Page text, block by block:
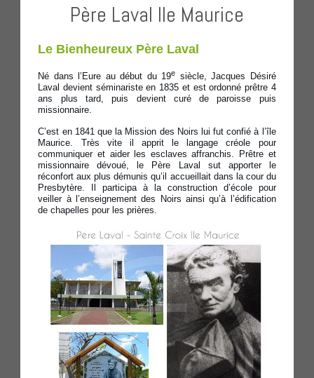
Père Laval Ile Maurice
Le Bienheureux Père Laval
Né dans l’Eure au début du 19e siècle, Jacques Désiré
Laval devient séminariste en 1835 et est ordonné prêtre 4
ans plus tard, puis devient curé de paroisse puis
missionnaire.
C’est en 1841 que la Mission des Noirs lui fut confié à l’île
Maurice. Très vite il apprit le langage créole pour
communiquer et aider les esclaves affranchis. Prêtre et
missionnaire dévoué, le Père Laval sut apporter le
réconfort aux plus démunis qu’il accueillait dans la cour du
Presbytère. Il participa à la construction d’école pour
veiller à l’enseignement des Noirs ainsi qu’à l’édification
de chapelles pour les prières.